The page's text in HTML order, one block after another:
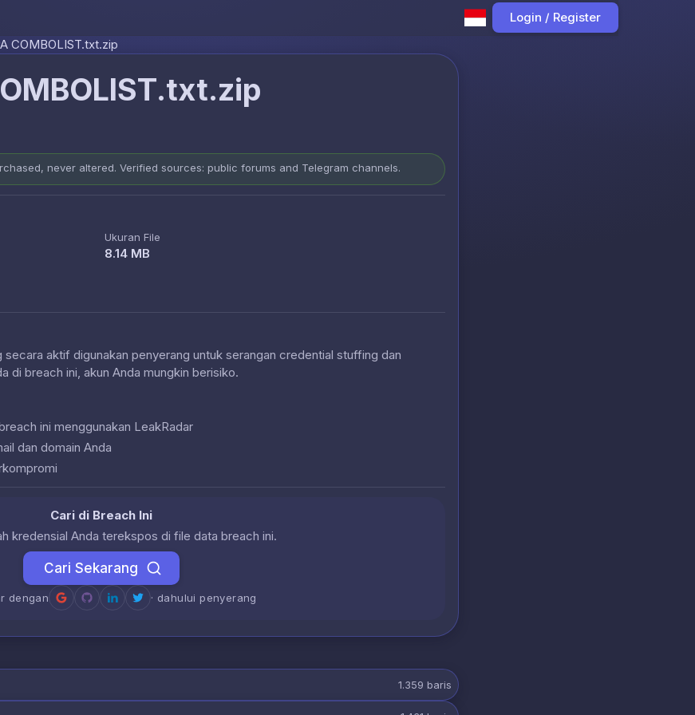
Login / Register
COMBOLIST.txt.zip
never altered. Verified sources: public forums and Telegram channels.
Ukuran File
8.14 MB
aktif digunakan penyerang untuk serangan credential stuffing dan
di breach ini, akun Anda mungkin berisiko.
ini menggunakan LeakRadar
dan domain Anda
Cari di Breach Ini
kredensial Anda terekspos di file data breach ini.
Cari Sekarang
dengan · dahului penyerang
1.359 baris